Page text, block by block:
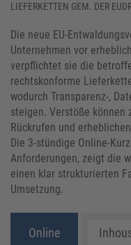
LIEFERKETTEN GEM. DER
Die neue EU-
Unternehmen vor
verpflichtet sie die
rechtskonforme
wodurch Transparenz-,
steigen. Verstöße können
Rückrufen und
Die 3-stündige Online-
Anforderungen, zeigt die
einen klar strukturierten
Umsetzung.
Online